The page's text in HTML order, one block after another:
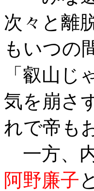
次々と離
もいつの
「叡山
気を崩さ
れで帝も
一方、
阿野廉子と